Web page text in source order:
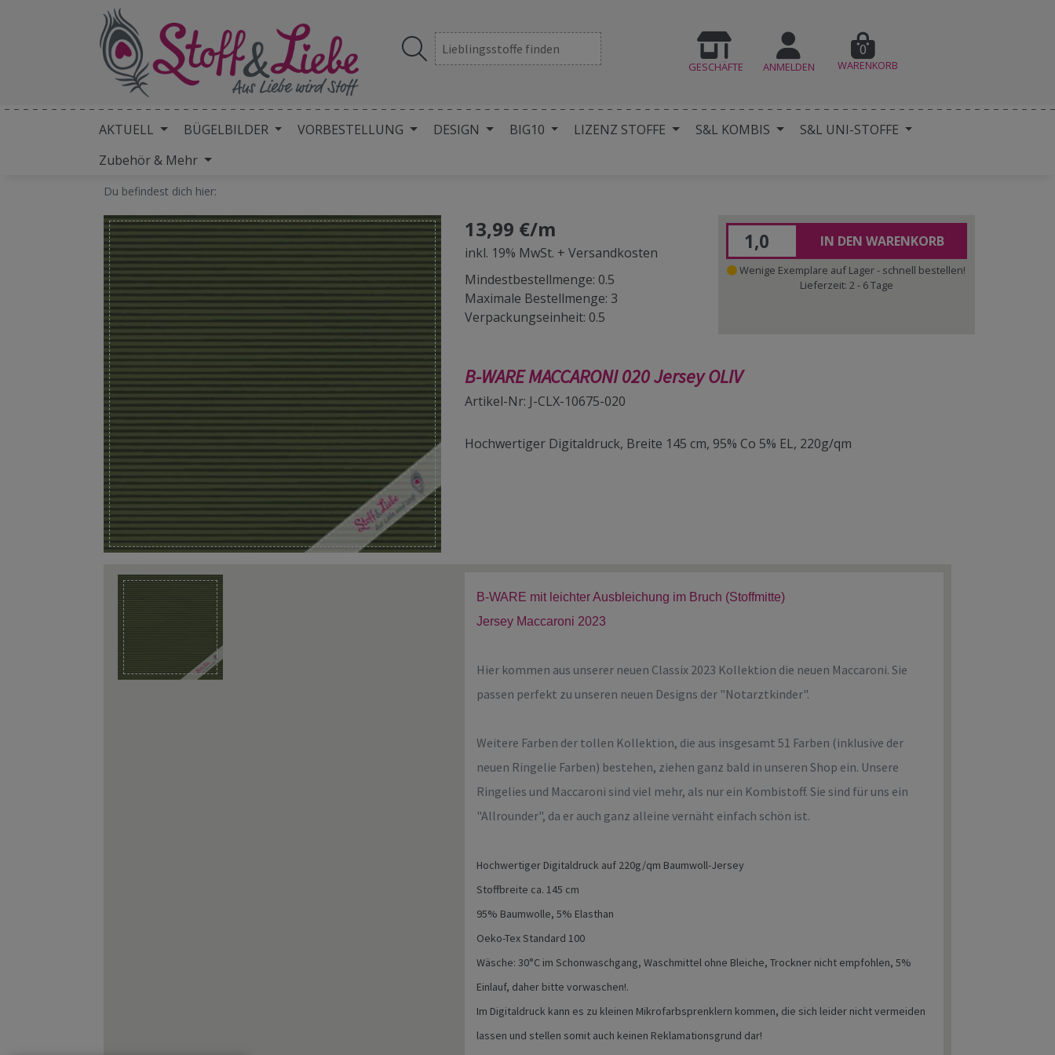
GESCHÄFTE ANMELDEN
0
WARENKORB
AKTUELL BÜGELBILDER VORBESTELLUNG DESIGN BIG10 LIZENZ STOFFE S&L KOMBIS
S&L UNI-STOFFE
Zubehör & Mehr
Du befindest dich hier:
13,99 €/m
inkl. 19% MwSt. + Versandkosten
Mindestbestellmenge: 0.5
Maximale Bestellmenge: 3
Verpackungseinheit: 0.5
IN DEN WARENKORB
Wenige Exemplare auf Lager - schnell bestellen!
Lieferzeit: 2 - 6 Tage
B-WARE MACCARONI 020 Jersey OLIV
Artikel-Nr: J-CLX-10675-020
Hochwertiger Digitaldruck, Breite 145 cm, 95% Co 5% EL, 220g/qm
B-WARE mit leichter Ausbleichung im Bruch (Stoffmitte)
Jersey Maccaroni 2023
Hier kommen aus unserer neuen Classix 2023 Kollektion die neuen Maccaroni. Sie
passen perfekt zu unseren neuen Designs der "Notarztkinder".
Weitere Farben der tollen Kollektion, die aus insgesamt 51 Farben (inklusive der
neuen Ringelie Farben) bestehen, ziehen ganz bald in unseren Shop ein. Unsere
Ringelies und Maccaroni sind viel mehr, als nur ein Kombistoff. Sie sind für uns ein
"Allrounder", da er auch ganz alleine vernäht einfach schön ist.
Hochwertiger Digitaldruck auf 220g/qm Baumwoll-Jersey
Stoffbreite ca. 145 cm
95% Baumwolle, 5% Elasthan
Oeko-Tex Standard 100
Wäsche: 30°C im Schonwaschgang, Waschmittel ohne Bleiche, Trockner nicht empfohlen, 5%
Einlauf, daher bitte vorwaschen!.
Im Digitaldruck kann es zu kleinen Mikrofarbsprenklern kommen, die sich leider nicht vermeiden
lassen und stellen somit auch keinen Reklamationsgrund dar!